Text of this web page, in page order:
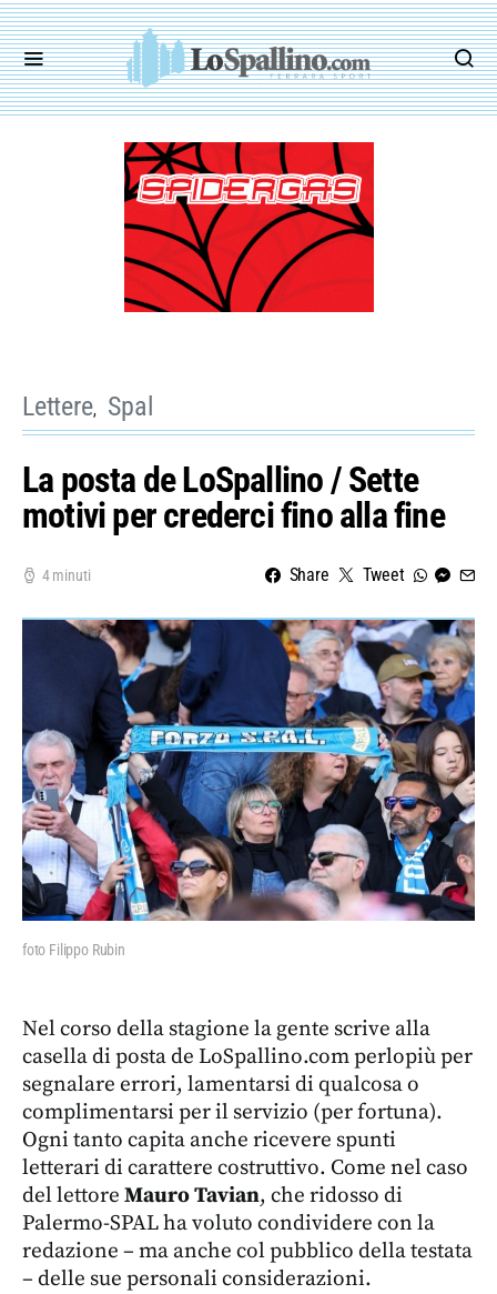
Lettere Spal
La posta de LoSpallino / Sette
motivi per crederci fino alla fine
4 minuti Share Tweet
foto Filippo Rubin
Nel corso della stagione la gente scrive alla
casella di posta de LoSpallino.com perlopiù per
segnalare errori, lamentarsi di qualcosa o
complimentarsi per il servizio (per fortuna).
Ogni tanto capita anche ricevere spunti
letterari di carattere costruttivo. Come nel caso
del lettore Mauro Tavian, che ridosso di
Palermo-SPAL ha voluto condividere con la
redazione – ma anche col pubblico della testata
– delle sue personali considerazioni.